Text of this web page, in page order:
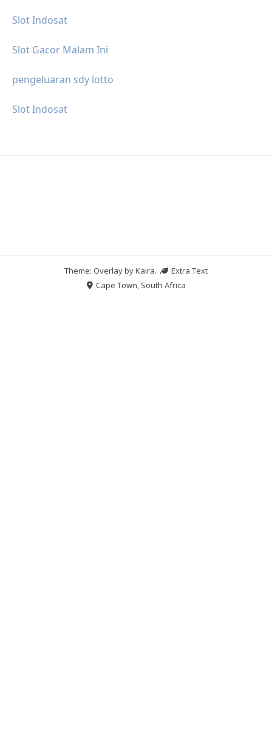
Slot Indosat
Slot Gacor Malam Ini
pengeluaran sdy lotto
Slot Indosat
Theme: Overlay byKaira.
Extra Text
Cape Town, South Africa